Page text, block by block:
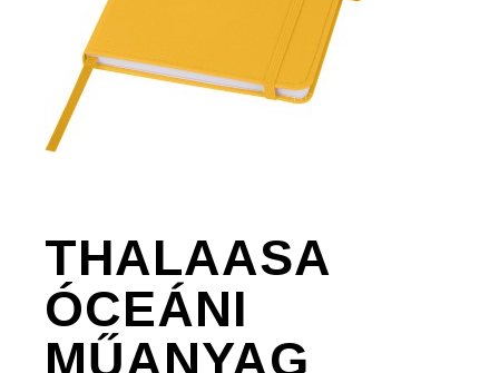
THALAASA
ÓCEÁNI
MŰANYAG